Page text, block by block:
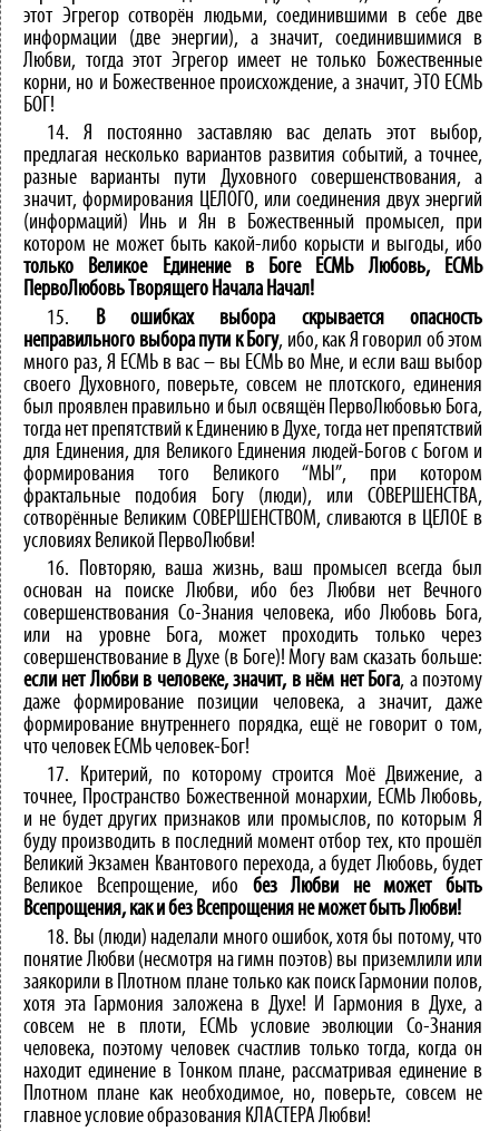
этот Эгрегор сотворён людьми, соединившими в себе две
информации (две энергии), а значит, соединившимися в
Любви, тогда этот Эгрегор имеет не только Божественные
корни, но и Божественное происхождение, а значит, ЭТО ЕСМЬ
БОГ!
14. Я постоянно заставляю вас делать этот выбор,
предлагая несколько вариантов развития событий, а точнее,
разные варианты пути Духовного совершенствования, а
значит, формирования ЦЕЛОГО, или соединения двух энергий
(информаций) Инь и Ян в Божественный промысел, при
котором не может быть какой-либо корысти и выгоды, ибо
только Великое Единение в Боге ЕСМЬ Любовь, ЕСМЬ
ПервоЛюбовь Творящего Начала Начал!
15. В ошибках выбора скрывается опасность
неправильного выбора пути к Богу, ибо, как Я говорил об этом
много раз, Я ЕСМЬ в вас – вы ЕСМЬ во Мне, и если ваш выбор
своего Духовного, поверьте, совсем не плотского, единения
был проявлен правильно и был освящён ПервоЛюбовью Бога,
тогда нет препятствий к Единению в Духе, тогда нет препятствий
для Единения, для Великого Единения людей-Богов с Богом и
формирования того Великого “МЫ”, при котором
фрактальные подобия Богу (люди), или СОВЕРШЕНСТВА,
сотворённые Великим СОВЕРШЕНСТВОМ, сливаются в ЦЕЛОЕ в
условиях Великой ПервоЛюбви!
16. Повторяю, ваша жизнь, ваш промысел всегда был
основан на поиске Любви, ибо без Любви нет Вечного
совершенствования Со-Знания человека, ибо Любовь Бога,
или на уровне Бога, может проходить только через
совершенствование в Духе (в Боге)! Могу вам сказать больше:
если нет Любви в человеке, значит, в нём нет Бога, а поэтому
даже формирование позиции человека, а значит, даже
формирование внутреннего порядка, ещё не говорит о том,
что человек ЕСМЬ человек-Бог!
17. Критерий, по которому строится Моё Движение, а
точнее, Пространство Божественной монархии, ЕСМЬ Любовь,
и не будет других признаков или промыслов, по которым Я
буду производить в последний момент отбор тех, кто прошёл
Великий Экзамен Квантового перехода, а будет Любовь, будет
Великое Всепрощение, ибо без Любви не может быть
Всепрощения, как и без Всепрощения не может быть Любви!
18. Вы (люди) наделали много ошибок, хотя бы потому, что
понятие Любви (несмотря на гимн поэтов) вы приземлили или
заякорили в Плотном плане только как поиск Гармонии полов,
хотя эта Гармония заложена в Духе! И Гармония в Духе, а
совсем не в плоти, ЕСМЬ условие эволюции Со-Знания
человека, поэтому человек счастлив только тогда, когда он
находит единение в Тонком плане, рассматривая единение в
Плотном плане как необходимое, но, поверьте, совсем не
главное условие образования КЛАСТЕРА Любви!